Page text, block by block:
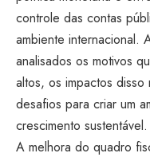
controle das contas
ambiente internacional.
analisados os motivos
altos, os impactos
desafios para criar um
crescimento sustentável.
A melhora do quadro